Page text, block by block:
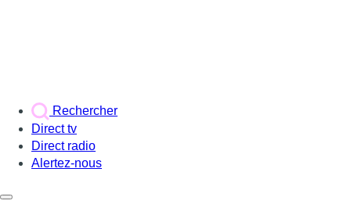
Rechercher
Direct tv
Direct radio
Alertez-nous